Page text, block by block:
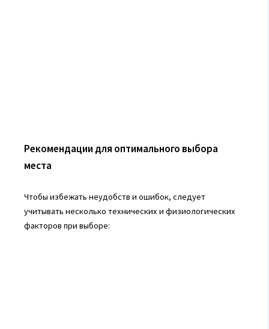
Рекомендации для оптимального выбора
места
Чтобы избежать неудобств и ошибок, следует
учитывать несколько технических и физиологических
факторов при выборе: